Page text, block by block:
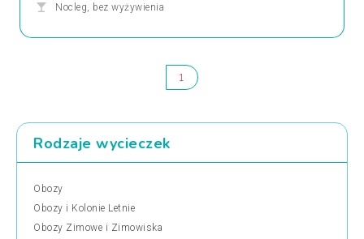
Nocleg, bez wyżywienia
1
Rodzaje wycieczek
Obozy
Obozy i Kolonie Letnie
Obozy Zimowe i Zimowiska